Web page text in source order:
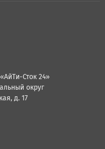
Сток 24»
округ
д. 17